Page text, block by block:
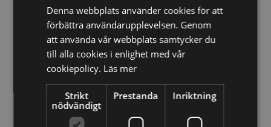
Boka rådgivning
Börja med ett samtal med en av våra
rådgivare, förutsättningslöst och
kostnadsfritt.
*
Denna webbplats använder cookies för att
förbättra användarupplevelsen. Genom
att använda vår webbplats samtycker du
till alla cookies i enlighet med vår
cookiepolicy. Läs mer
Strikt
nödvändigt
Prestanda Inriktning